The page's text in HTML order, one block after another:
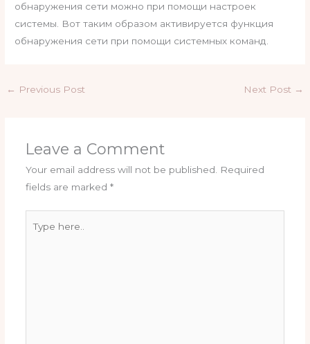
обнаружения сети можно при помощи настроек
системы. Вот таким образом активируется функция
обнаружения сети при помощи системных команд.
← Previous Post Next Post →
Leave a Comment
Your email address will not be published.
Required
fields are marked *
here..